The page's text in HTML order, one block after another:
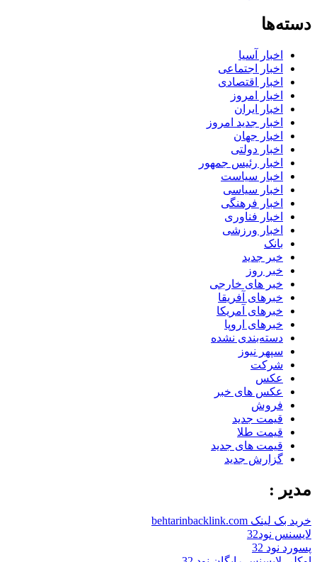
دسته‌ها
اخبار آسیا
اخبار اجتماعی
اخبار اقتصادی
اخبار امروز
اخبار ایران
اخبار جدید امروز
اخبار جهان
اخبار دولتی
اخبار رئیس جمهور
اخبار سیاست
اخبار سیاسی
اخبار فرهنگی
اخبار فناوری
اخبار ورزشی
بانک
خبر جدید
خبر روز
خبر های خارجی
خبرهای آفریقا
خبرهای آمریکا
خبرهای اروپا
دسته‌بندی نشده
سپهر نیوز
شرکت
عکس
عکس های خبر
فروش
قیمت جدید
قیمت طلا
قیمت های جدید
گزارش جدید
مدیر :
خرید بک لینک behtarinbacklink.com
لایسنس نود32
پسورد نود 32